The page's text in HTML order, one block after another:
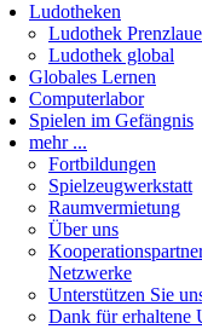
Ludotheken
Ludothek
Ludothek global
Globales Lernen
Computerlabor
Spielen im Gefängnis
mehr ...
Fortbildungen
Spielzeugwerkstatt
Raumvermietung
Über uns
Netzwerke
Unterstützen Sie
Dank für erhaltene